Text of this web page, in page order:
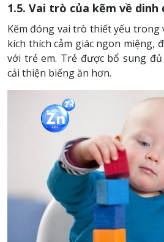
1.5. Vai trò của kẽm về dinh
Kẽm đóng vai trò thiết yếu trong
kích thích cảm giác ngon miệng,
với trẻ em. Trẻ được bổ sung
cải thiện biếng ăn hơn.